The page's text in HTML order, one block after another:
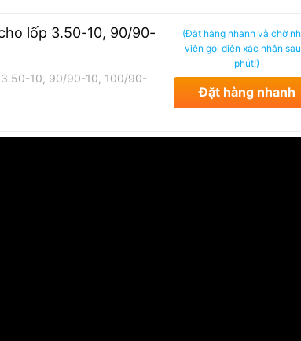
lốp 3.50-10, 90/90-
10, 90/90-10, 100/90-
(Đặt hàng nhanh và chờ
viên gọi điện xác nhận
phút!)
Đặt hàng nhanh